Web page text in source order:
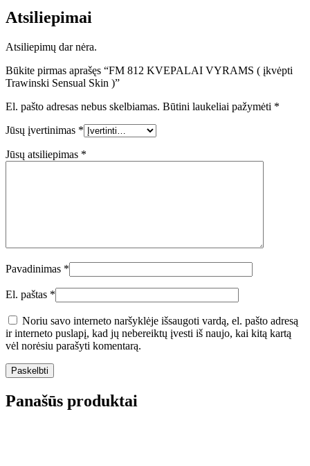
Atsiliepimai
Atsiliepimų dar nėra.
Būkite pirmas aprašęs “FM 812 KVEPALAI VYRAMS ( įkvėpti
Trawinski Sensual Skin )”
El. pašto adresas nebus skelbiamas. Būtini laukeliai pažymėti *
Jūsų įvertinimas *
Jūsų atsiliepimas *
Pavadinimas *
El. paštas *
Noriu savo interneto naršyklėje išsaugoti vardą, el. pašto adresą
ir interneto puslapį, kad jų nebereiktų įvesti iš naujo, kai kitą kartą
vėl norėsiu parašyti komentarą.
Panašūs produktai